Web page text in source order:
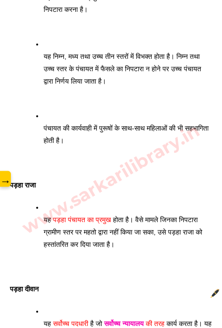
निपटारा करना है।
यह निम्न, मध्य तथा उच्च तीन स्तरों में विभक्त होता है। निम्न तथा
उच्च स्तर के पंचायत में फैसले का निपटारा न होने पर उच्च पंचायत
द्वारा निर्णय लिया जाता है।
पंचायत की कार्यवाही में पुरूषों के साथ-साथ महिलाओं की भी सहभागिता
होती है।
पड़हा राजा
यह पड़हा पंचायत का प्रमुख होता है। वैसे मामले जिनका निपटारा
ग्रामीण स्तर पर महतो द्वारा नहीं किया जा सका, उसे पड़हा राजा को
हस्तांतरित कर दिया जाता है।
पड़हा दीवान
यह सर्वोच्च पदधारी है जो सर्वोच्च न्यायालय की तरह कार्य करता है। यह
www.sarkarilibrary.in
→